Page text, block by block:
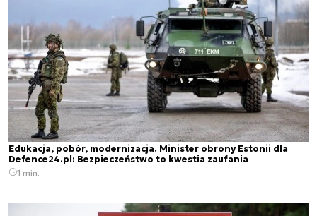
Edukacja, pobór, modernizacja. Minister obrony Estonii dla
Defence24.pl: Bezpieczeństwo to kwestia zaufania
1 min.